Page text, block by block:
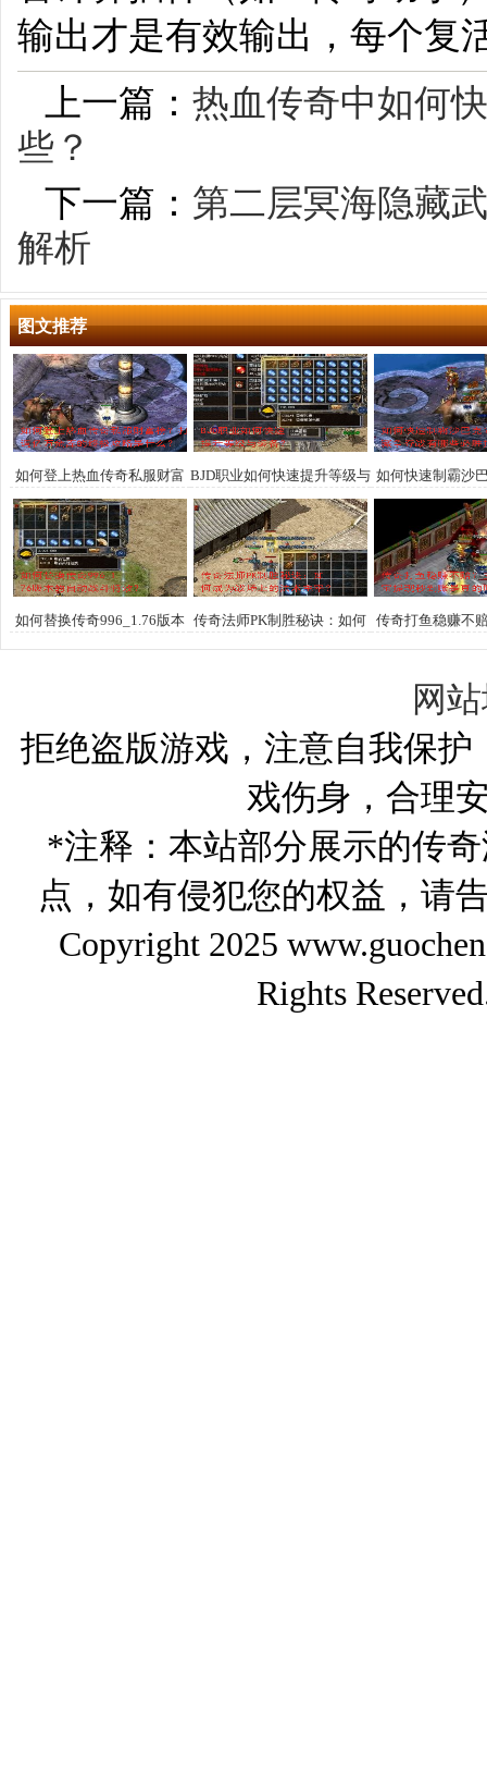
输出才是有效输出，每个复
上一篇： 热血传奇中如何
些？
下一篇： 第二层冥海隐藏
解析
图文推荐
如何登上热血传奇私服财富
榜？打造亿万金库的终极攻
略是什么？
BJD职业如何快速提升等级与
装备？
如何快速制霸沙
宝藏争夺战有哪
巧？
如何替换传奇996_1.76版本
的自动战斗特效？
传奇法师PK制胜秘诀：如何
成为战场上的法术主宰？
传奇打鱼稳赚不
提现秒到账是
网
拒绝盗版游戏，注意自我保
戏伤身，合理
*注释：本站部分展示的传
点，如有侵犯您的权益，请
Copyright 2025
Rights